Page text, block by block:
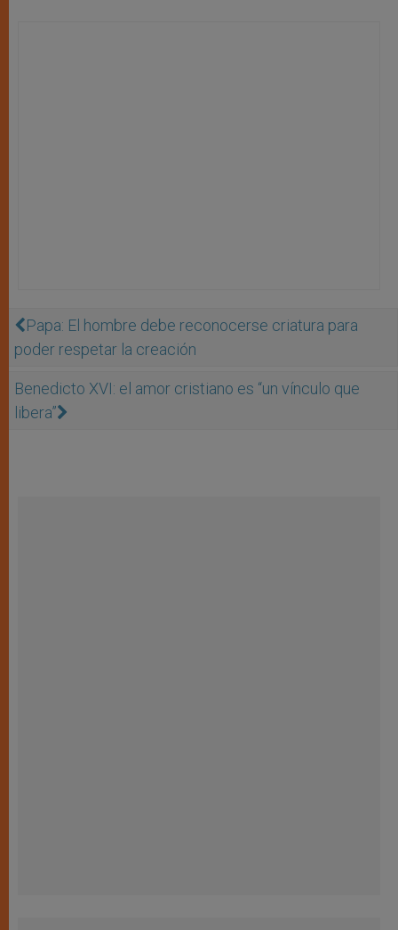
Papa: El hombre debe reconocerse criatura para
poder respetar la creación
Benedicto XVI: el amor cristiano es “un vínculo que
libera”